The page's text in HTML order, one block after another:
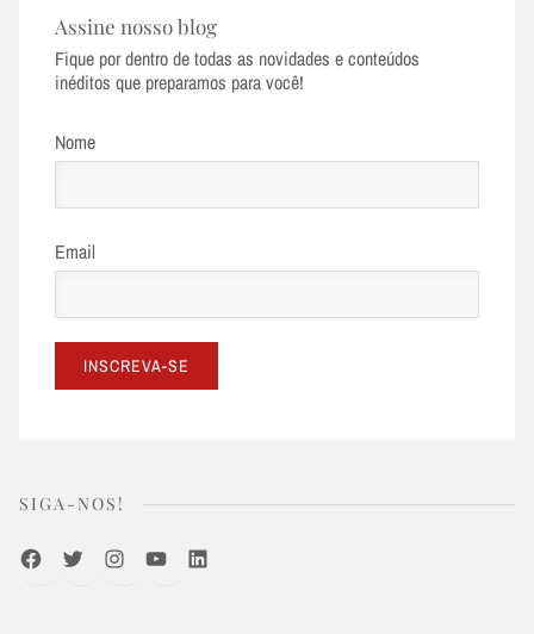
Assine nosso blog
Fique por dentro de todas as novidades e conteúdos
inéditos que preparamos para você!
Nome
Email
SIGA-NOS!
FacebookTwitterInstagramYoutubeLinkedIn